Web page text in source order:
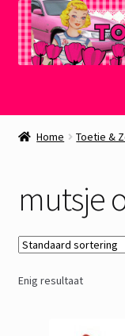
naar
de
Welkom
Winkelmand
Home Toetie &
mutsje
Enig resultaat